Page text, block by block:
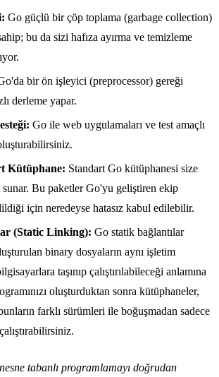
Go güçlü bir çöp toplama (garbage collection)
bu da sizi hafıza ayırma ve temizleme
bir ön işleyici (preprocessor) gereği
derleme yapar.
Go ile web uygulamaları ve test amaçlı
Kütüphane: Standart Go kütüphanesi size
sunar. Bu paketler Go'yu geliştiren ekip
için neredeyse hatasız kabul edilebilir.
(Static Linking): Go statik bağlantılar
binary dosyaların aynı işletim
taşınıp çalıştırılabileceği anlamına
oluşturduktan sonra kütüphaneler,
farklı sürümleri ile boğuşmadan sadece
tabanlı programlamayı doğrudan